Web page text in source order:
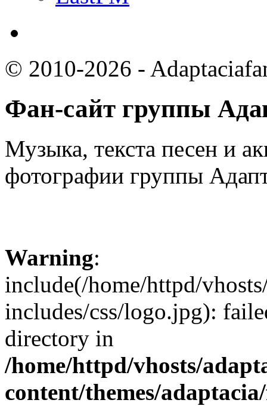
© 2010-2026 -
Фан-сайт группы
Музыка, текста песен и
фотографии группы
Warning:
include(/home/httpd/
includes/css/logo.jpg):
directory in
/home/httpd/vhosts/
content/themes/